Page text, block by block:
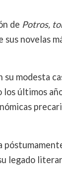
de Potros,
sus novelas
su modesta
últimos
legado